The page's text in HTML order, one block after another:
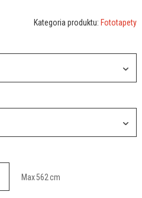
Kategoria produktu: Fototapety
Max562cm